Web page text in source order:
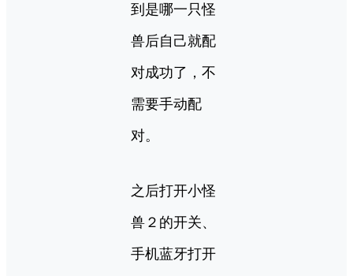
到是哪一只怪
兽后自己就配
对成功了，不
需要手动配
对。
之后打开小怪
兽２的开关、
手机蓝牙打开